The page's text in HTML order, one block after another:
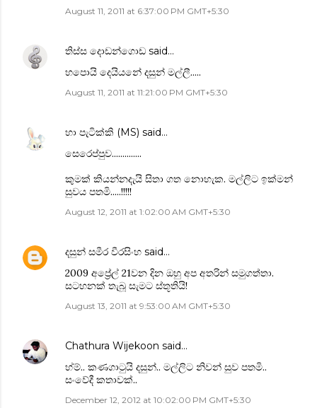
August 11, 2011 at 6:37:00 PM GMT+5:30
තිස්ස දොඩන්ගොඩ said…
හපොයි දෙයියනේ දසුන් මල්ලී.....
August 11, 2011 at 11:21:00 PM GMT+5:30
හා පැටික්කි (MS) said…
‍සෙ‍රෙප්පුව..............
කුමක් කියන්නදැයි සිතා ගත ‍නොහැක. මල්ලිට ඉක්මන්
සුවය පතමි.....!!!!!
August 12, 2011 at 1:02:00 AM GMT+5:30
දසුන් සමීර වීරසිංහ said…
2009 අප්‍රේල් 21වන දින ඔහු අප අතරින් සමුගත්තා.
සටහනක් තැබූ සැමට ස්තූතියි!
August 13, 2011 at 9:53:00 AM GMT+5:30
Chathura Wijekoon said…
හ්ම්.. කණගාටුයි දසුන්.. මල්ලිට නිවන් සුව පතමි..
සංවේදී කතාවක්..
December 12, 2012 at 10:02:00 PM GMT+5:30